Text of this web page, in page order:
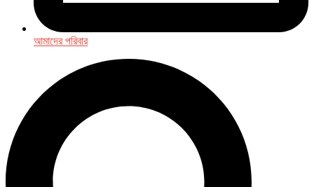
আমাদের পরিবার